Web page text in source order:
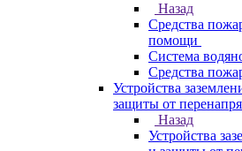
Назад
Средства
помощи
Система
Средства
Устройства
защиты от
Назад
Устройства